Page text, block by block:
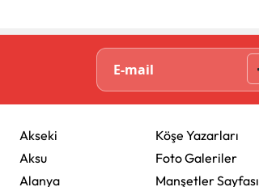
Akseki
Aksu
Alanya
Köşe Yazarları
Foto Galeriler
Manşetler Sayfası